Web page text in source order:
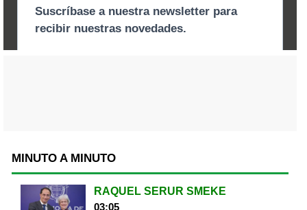
MINUTO A MINUTO
RAQUEL SERUR SMEKE
03:05